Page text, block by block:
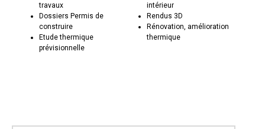
travaux
Dossiers Permis de
construire
Etude thermique
prévisionnelle
intérieur
Rendus 3D
Rénovation, amélioration
thermique